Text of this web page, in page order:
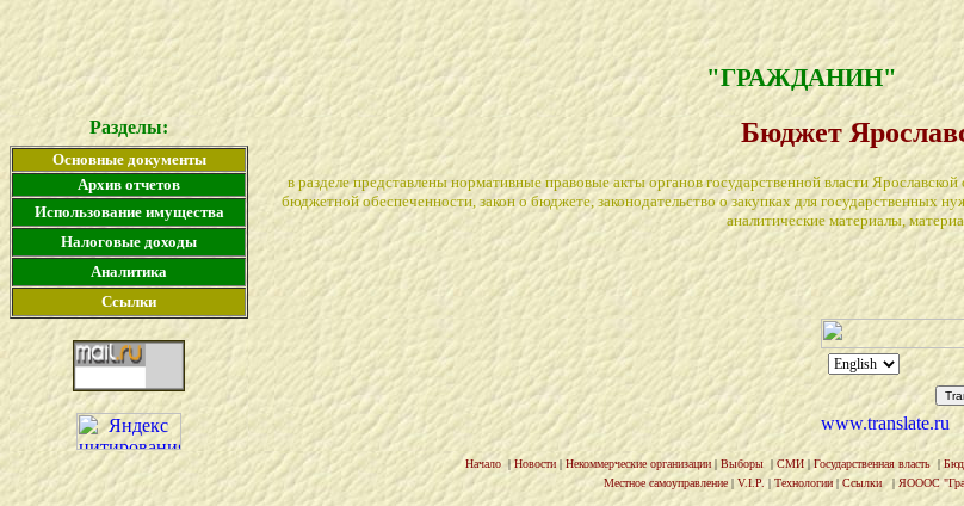
"ГРАЖДАНИН"
Разделы:
Основные документы
Архив отчетов
Использование имущества
Налоговые доходы
Аналитика
Ссылки
Бюджет
в разделе представлены нормативные правовые акты органов государственной власти
бюджетной обеспеченности, закон о бюджете, законодательство о закупках для государственных
аналитические материалы,
Начало |Новости | Некоммерческие организации | Выборы | СМИ | Государственная власть |
Местное самоуправление | V.I.P. | Технологии | Ссылки | ЯОООС